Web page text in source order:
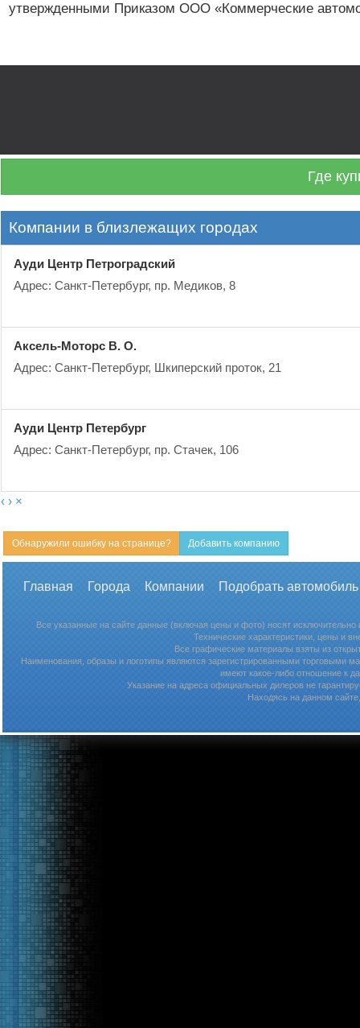
утвержденными Приказом ООО «Коммерческие
Где
Компании в близлежащих городах
Ауди Центр Петроградский
Адрес: Санкт-Петербург, пр. Медиков, 8
Аксель-Моторс В. О.
Адрес: Санкт-Петербург, Шкиперский проток, 21
Ауди Центр Петербург
Адрес: Санкт-Петербург, пр. Стачек, 106
‹ › ×
Обнаружили ошибку на странице? Добавить компанию
Главная Города Компании Подобрать
Все указанные на сайте данные (включая цены и фото) носят
Технические характеристики, цены и
Все графические материалы взяты из
Наименования, образы и логотипы являются зарегистрированными торговыми
имеют какое-либо отношение к
Указание на адреса официальных дилеров не
Находясь на данном